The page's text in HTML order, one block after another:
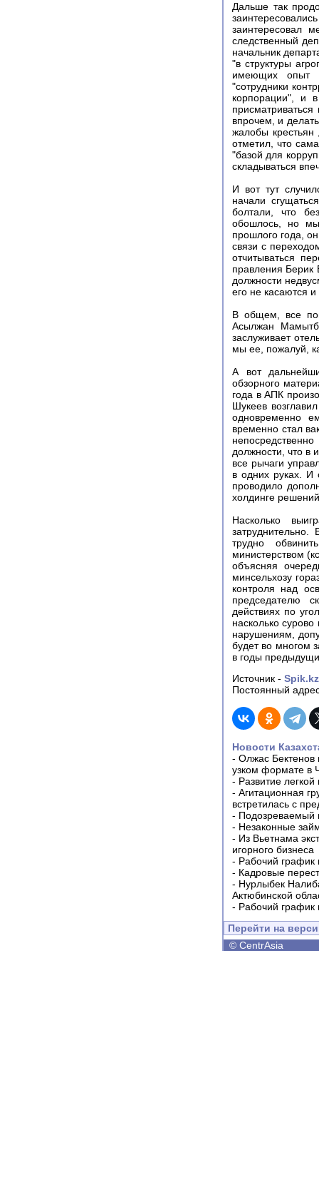
Дальше так
заинтересовал
следственный
начальник
"в структуры
имеющих опыт
"сотрудники
корпорации", и
впрочем, и
жалобы крестьян
отметил, что
"базой для
складываться
И вот тут
начали
болтали, что
обошлось, но
прошлого года,
связи с
отчитываться
правления Берик
должности
его не касаются
В общем, все
Асылжан
заслуживает
мы ее, пожалуй,
А вот
обзорного
года в АПК
Шукеев
одновременно
временно стал
должности, что в
все рычаги
в одних руках. И
проводило
холдинге
Насколько
трудно
министерством
объясняя
минсельхозу
контроля над
председателю
действиях по
насколько
нарушениям,
будет во многом
в годы
Источник - Spik.kz
Постоянный
Новости
- Олжас Бектенов
узком формате в
- Развитие
- Агитационная
встретилась с
- Подозреваемый
- Незаконные
- Из Вьетнама
игорного бизнеса
- Рабочий график
- Кадровые
- Нурлыбек
Актюбинской
- Рабочий график
Перейти на
© CentrAsia